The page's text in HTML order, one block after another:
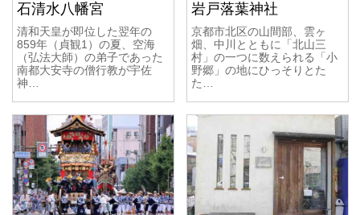
石清水八幡宮
清和天皇が即位した翌年の
859年（貞観1）の夏、空海
（弘法大師）の弟子であった
南都大安寺の僧行教が宇佐
神…
岩戸落葉神社
京都市北区の山間部、雲ヶ
畑、中川とともに「北山三
村」の一つに数えられる「小
野郷」の地にひっそりとた
た…